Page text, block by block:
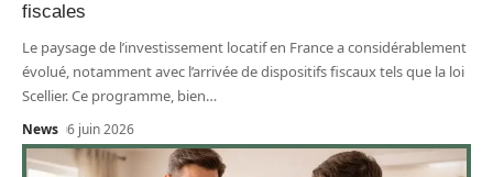
fiscales
Le paysage de l’investissement locatif en France a considérablement
évolué, notamment avec l’arrivée de dispositifs fiscaux tels que la loi
Scellier. Ce programme, bien…
News 6 juin 2026